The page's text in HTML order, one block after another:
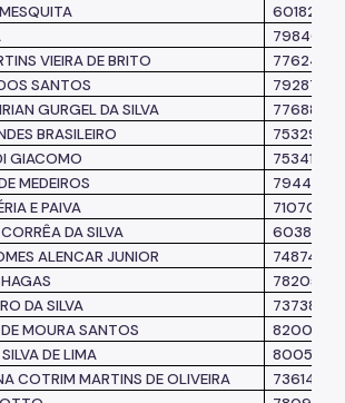
6018271
7984049
VIEIRA DE BRITO
7762429
SANTOS
7928742
GURGEL DA SILVA
7768885
BRASILEIRO
7532938
GIACOMO
7534183
MEDEIROS
7944870
E PAIVA
7107099
DA SILVA
6038638
ALENCAR JUNIOR
7487487
7820593
DA SILVA
7373872
MOURA SANTOS
8200173
DE LIMA
8005231
COTRIM MARTINS DE OLIVEIRA
7361408